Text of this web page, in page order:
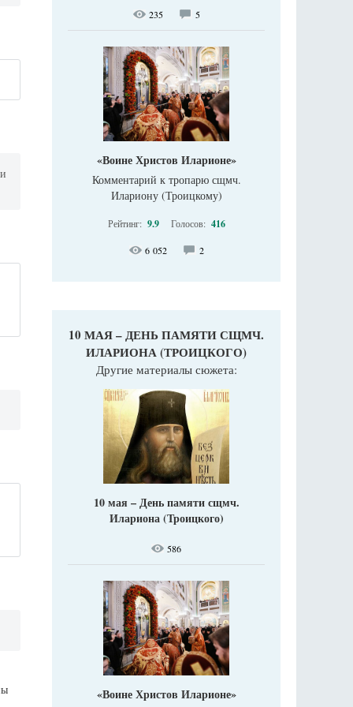
235 5
«Воине Христов Иларионе»
Комментарий к тропарю сщмч.
Илариону (Троицкому)
Рейтинг: 9.9 Голосов: 416
6 052 2
10 МАЯ – ДЕНЬ ПАМЯТИ СЩМЧ.
ИЛАРИОНА (ТРОИЦКОГО)
Другие материалы сюжета:
10 мая – День памяти сщмч.
Илариона (Троицкого)
586
«Воине Христов Иларионе»